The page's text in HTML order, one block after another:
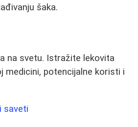
šaka.
na svetu. Istražite lekovita
medicini, potencijalne koristi i
saveti